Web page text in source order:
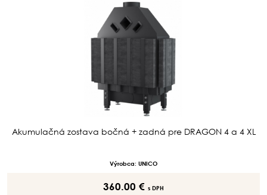
Akumulačná zostava bočná + zadná pre DRAGON 4 a 4 XL
Výrobca: UNICO
360.00 € s DPH